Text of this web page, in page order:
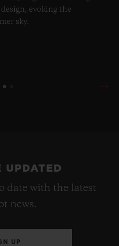
evoking the
sky.
UPDATED
date with the latest
news.
UP